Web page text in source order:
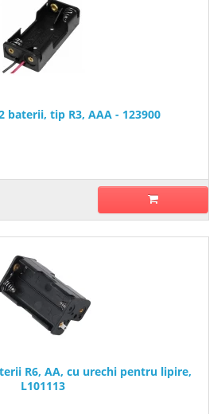
baterii, tip R3, AAA - 123900
R6, AA, cu urechi pentru lipire,
L101113